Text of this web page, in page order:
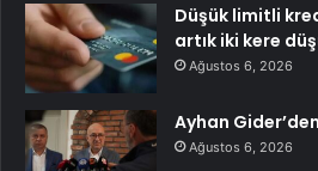
Düşük limitli
artık iki kere
Ağustos 6, 2026
Ayhan
Ağustos 6, 2026